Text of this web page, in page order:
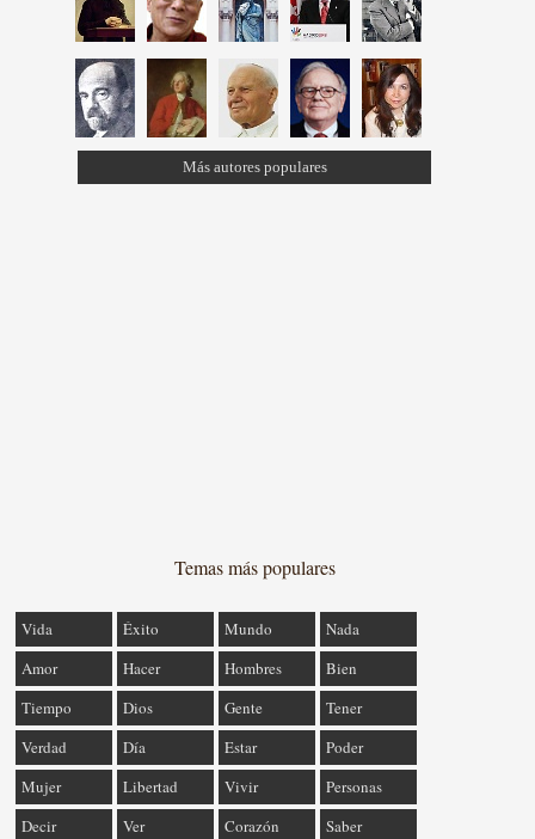
Más autores populares
Temas más populares
Vida Éxito Mundo
Nada
Amor
Hacer Hombres
Bien
Tiempo
Dios Gente
Tener
Verdad
Día Estar
Poder
Mujer
Libertad Vivir
Personas
Decir
Ver Corazón Saber